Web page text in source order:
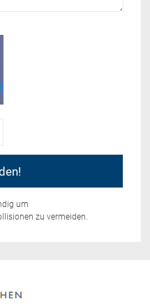
um
zu vermeiden.